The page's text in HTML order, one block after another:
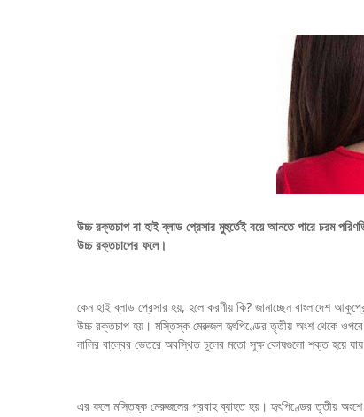
উচ্চ রক্তচাপ বা হাই ব্লাড প্রেসার মুহুর্তেই বয়ে আনতে পারে চরম
উচ্চ রক্তচাপের ফলে।
কেন হাই ব্লাড প্রেসার হয়, হলে করণীয় কি? জানাচ্ছেন বাংলাদেশ
উচ্চ রক্তচাপ হয়। মস্তিস্ক মেরুজল হৃৎপিণ্ডের তৃতীয় অংশ থেকে ওপরে
নালির বাল্বের ভেতরে অবস্থিত চুলের মতো সূক্ষ কোষগুলো শক্ত হয়ে
এর ফলে মস্তিষ্ক মেরুজলের প্রবাহ ব্যাহত হয়। হৃৎপিণ্ডের তৃতীয়